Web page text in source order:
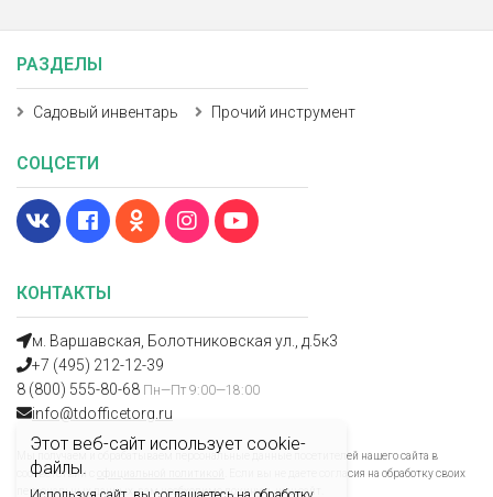
Этот веб-сайт использует cookie-
файлы.
КОНТАКТЫ
м. Варшавская, Болотниковская ул., д.5к3
+7 (495) 212-12-39
8 (800) 555-80-68 Пн—Пт 9:00—18:00
info@tdofficetorg.ru
Мы получаем и обрабатываем персональные данные посетителей нашего сайта в
соответствии с
. Если вы не даете согласия на обработку своих
персональных данных, вам необходимо покинуть наш сайт.
РАЗДЕЛЫ
Садовый инвентарь Прочий инструмент
СОЦСЕТИ